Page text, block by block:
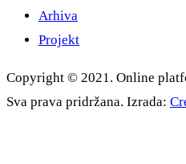
Arhiva
Projekt
Copyright © 2021. Online
Sva prava pridržana. Izrada: